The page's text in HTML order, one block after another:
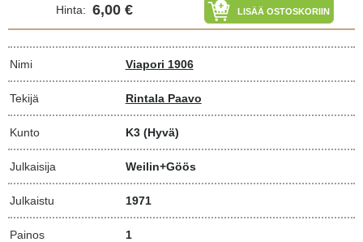
Hinta: 6,00 € LISÄÄ OSTOSKORIIN
Nimi Viapori 1906
Tekijä Rintala Paavo
Kunto K3 (Hyvä)
Julkaisija Weilin+Göös
Julkaistu 1971
Painos 1